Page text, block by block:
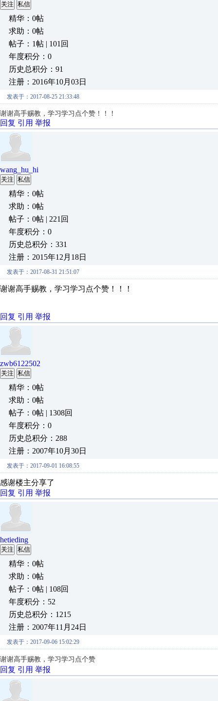
关注 私信
精华：0帖
求助：0帖
帖子：1帖 | 101回
年度积分：0
历史总积分：91
注册：2016年10月03日
发表于：2017-08-25 21:33:48
谢谢高手赐教，学习学习点个赞！！！
回复 引用 举报
wang_hu_hi
关注 私信
精华：0帖
求助：0帖
帖子：0帖 | 221回
年度积分：0
历史总积分：331
注册：2015年12月18日
发表于：2017-08-31 21:51:07
谢谢高手赐教，学习学习点个赞！！！
回复 引用 举报
zwb6122502
关注 私信
精华：0帖
求助：0帖
帖子：0帖 | 1308回
年度积分：0
历史总积分：288
注册：2007年10月30日
发表于：2017-09-01 16:08:55
感谢楼主分享了
回复 引用 举报
hetieding
关注 私信
精华：0帖
求助：0帖
帖子：0帖 | 108回
年度积分：52
历史总积分：1215
注册：2007年11月24日
发表于：2017-09-06 15:02:29
谢谢高手赐教，学习学习点个赞
回复 引用 举报